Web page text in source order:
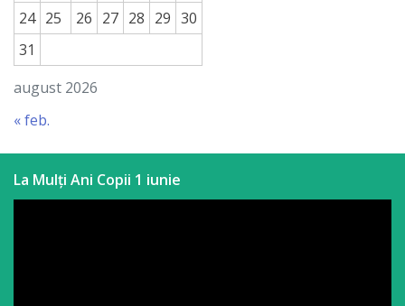
web
Contacte
august 2026
24 25 26 27 28 29 30
31
« feb.
La Mulți Ani Copii 1 iunie